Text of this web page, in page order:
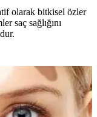
olarak bitkisel özler
saç sağlığını